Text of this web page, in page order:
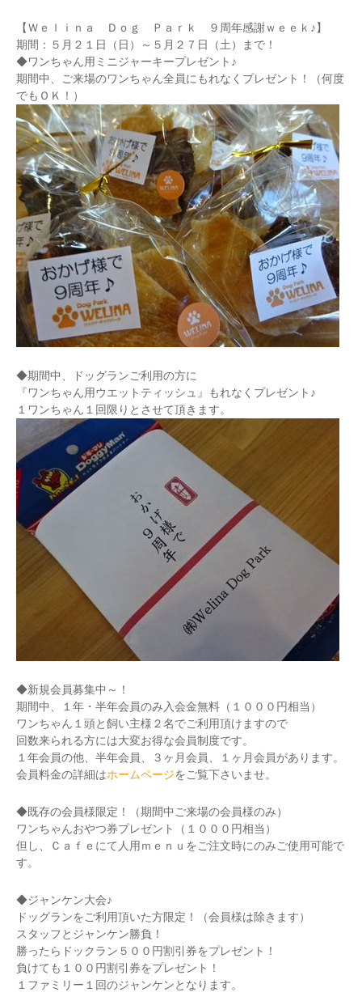
【Ｗｅｌｉｎａ Ｄｏｇ Ｐａｒｋ ９周年感謝ｗｅｅｋ♪】
期間：５月２１日（日）～５月２７日（土）まで！
◆ワンちゃん用ミニジャーキープレゼント♪
期間中、ご来場のワンちゃん全員にもれなくプレゼント！（何度
でもＯＫ！）
◆期間中、ドッグランご利用の方に
『ワンちゃん用ウエットティッシュ』もれなくプレゼント♪
１ワンちゃん１回限りとさせて頂きます。
◆新規会員募集中～！
期間中、１年・半年会員のみ入会金無料（１０００円相当）
ワンちゃん１頭と飼い主様２名でご利用頂けますので
回数来られる方には大変お得な会員制度です。
１年会員の他、半年会員、３ヶ月会員、１ヶ月会員があります。
会員料金の詳細はホームページをご覧下さいませ。
◆既存の会員様限定！（期間中ご来場の会員様のみ）
ワンちゃんおやつ券プレゼント（１０００円相当）
但し、Ｃａｆｅにて人用ｍｅｎｕをご注文時にのみご使用可能で
す。
◆ジャンケン大会♪
ドッグランをご利用頂いた方限定！（会員様は除きます）
スタッフとジャンケン勝負！
勝ったらドックラン５００円割引券をプレゼント！
負けても１００円割引券をプレゼント！
１ファミリー１回のジャンケンとなります。